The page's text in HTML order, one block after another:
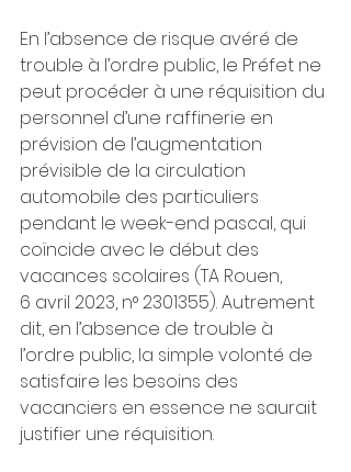
En l’absence de risque avéré de
trouble à l’ordre public, le Préfet ne
peut procéder à une réquisition du
personnel d’une raffinerie en
prévision de l’augmentation
prévisible de la circulation
automobile des particuliers
pendant le week-end pascal, qui
coïncide avec le début des
vacances scolaires (TA Rouen,
6 avril 2023, n° 2301355). Autrement
dit, en l’absence de trouble à
l’ordre public, la simple volonté de
satisfaire les besoins des
vacanciers en essence ne saurait
justifier une réquisition.